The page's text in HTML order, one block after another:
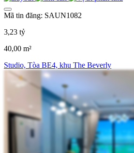
Mã tin đăng: SAUN1082
3,23 tỷ
40,00 m²
Studio, Tòa BE4, khu The Beverly